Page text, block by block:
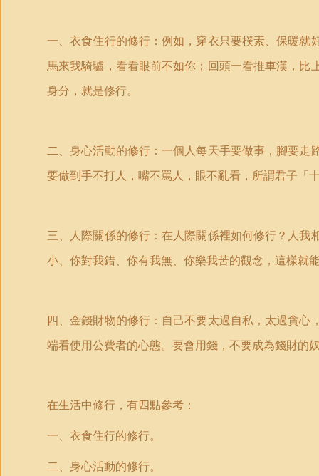
一、衣食住行的修行：例如，穿衣只要樸素、保暖
馬來我騎驢，看看眼前不如你；回頭一看推車漢，
身分，就是修行。
二、身心活動的修行：一個人每天手要做事，腳要
要做到手不打人，嘴不罵人，眼不亂看，所謂君子「
三、人際關係的修行：在人際關係裡如何修行？人
小、你對我錯、你有我無、你樂我苦的觀念，這樣就
四、金錢財物的修行：自己不要太過自私，太過貪
端看使用公費者的心態。要會用錢，不要成為錢財的
在生活中修行，有四點參考：
一、衣食住行的修行。
二、身心活動的修行。